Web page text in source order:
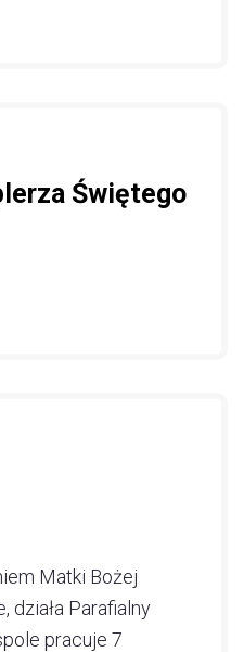
Świętego
Matki Bożej
działa Parafialny
pracuje 7